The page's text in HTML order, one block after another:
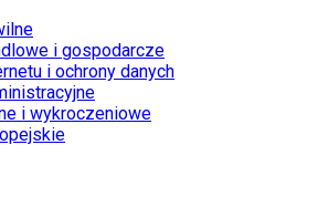
i gospodarcze
i ochrony danych
i wykroczeniowe